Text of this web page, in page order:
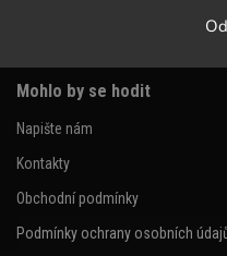
Mohlo by se hodit
Napište nám
Kontakty
Obchodní podmínky
Podmínky ochrany osobních